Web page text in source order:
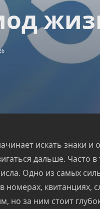
искать знаки и
дальше. Часто в
Одно из самых
номерах, квитанциях,
но за ним стоит